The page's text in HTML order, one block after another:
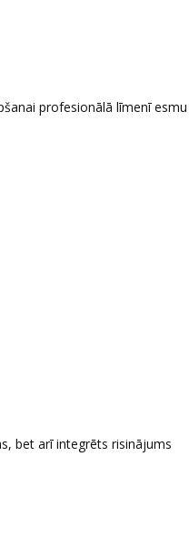
profesionālā līmenī
bet arī integrēts risinājums